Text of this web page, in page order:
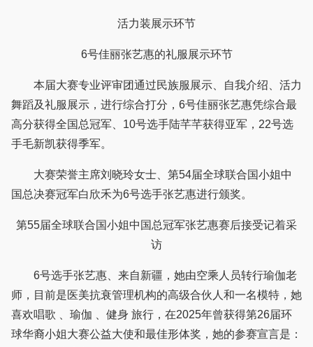
活力装展示环节
6号佳丽张艺惠的礼服展示环节
本届大赛专业评审团通过民族服展示、自我介绍、活力
舞蹈及礼服展示，进行综合打分，6号佳丽张艺惠凭综合最
高分获得全国总冠军、10号选手陆芊芊获得亚军，22号选
手毛新凯获得季军。
大赛荣誉主席刘晓玲女士、第54届全球联合国小姐中
国总决赛冠军白欣禾为6号选手张艺惠进行颁奖。
第55届全球联合国小姐中国总冠军张艺惠赛后接受记着采
访
6号选手张艺惠、来自新疆，她由空乘人员转行瑜伽老
师，目前是医美抗衰管理机构的高级合伙人和一名模特，她
喜欢唱歌 、瑜伽 、健身 旅行，在2025年曾获得第26届环
球华裔小姐大赛公益大使和最佳形体奖，她的参赛宣言是：